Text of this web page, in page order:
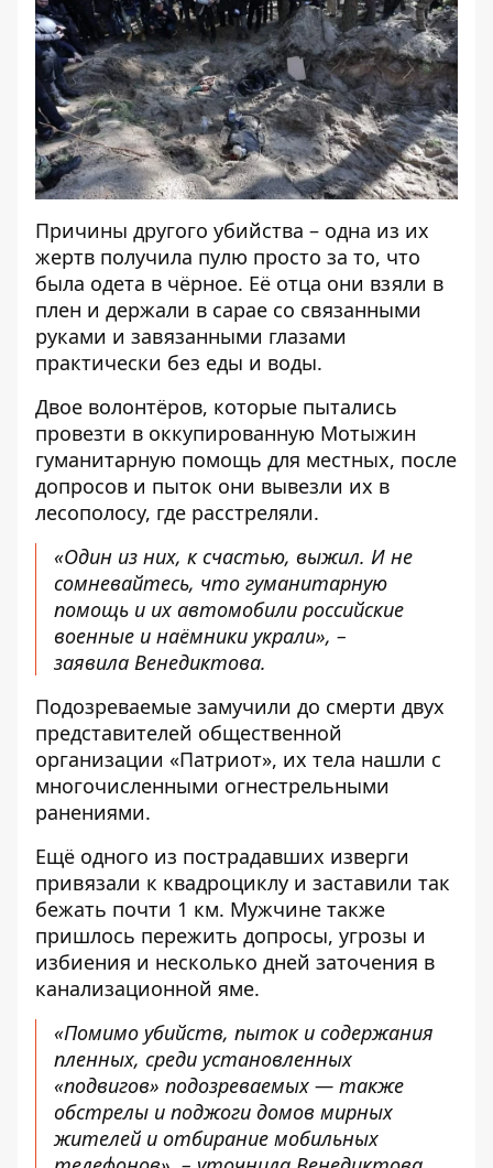
Причины другого убийства – одна из их
жертв получила пулю просто за то, что
была одета в чёрное. Её отца они взяли в
плен и держали в сарае со связанными
руками и завязанными глазами
практически без еды и воды.
Двое волонтёров, которые пытались
провезти в оккупированную Мотыжин
гуманитарную помощь для местных, после
допросов и пыток они вывезли их в
лесополосу, где расстреляли.
«Один из них, к счастью, выжил. И не
сомневайтесь, что гуманитарную
помощь и их автомобили российские
военные и наёмники украли», –
заявила Венедиктова.
Подозреваемые замучили до смерти двух
представителей общественной
организации «Патриот», их тела нашли с
многочисленными огнестрельными
ранениями.
Ещё одного из пострадавших изверги
привязали к квадроциклу и заставили так
бежать почти 1 км. Мужчине также
пришлось пережить допросы, угрозы и
избиения и несколько дней заточения в
канализационной яме.
«Помимо убийств, пыток и содержания
пленных, среди установленных
«подвигов» подозреваемых — также
обстрелы и поджоги домов мирных
жителей и отбирание мобильных